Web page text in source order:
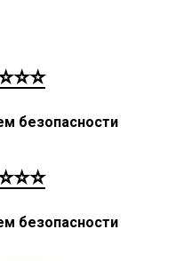
безопасности
безопасности